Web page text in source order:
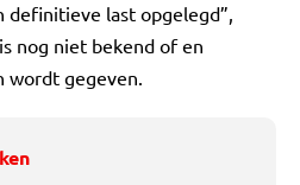
definitieve last opgelegd”,
nog niet bekend of en
wordt gegeven.